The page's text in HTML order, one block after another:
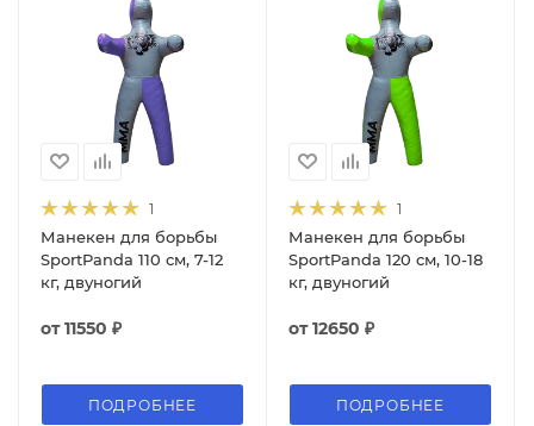
1
Манекен для борьбы
SportPanda 110 см, 7-12
кг, двуногий
от11550 ₽
ПОДРОБНЕЕ
1
Манекен для борьбы
SportPanda 120 см, 10-18
кг, двуногий
от12650 ₽
ПОДРОБНЕЕ